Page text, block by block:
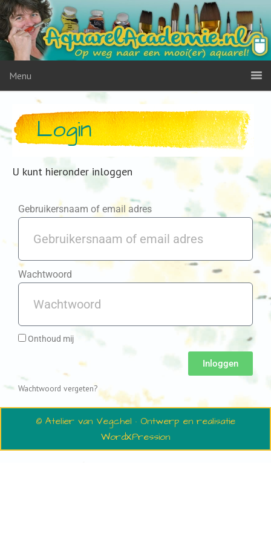
Menu
Login
U kunt hieronder inloggen
Gebruikersnaam of email adres
Wachtwoord
Onthoud mij
Inloggen
Wachtwoord vergeten?
© Atelier van Vegchel · Ontwerp en realisatie
WordXPression